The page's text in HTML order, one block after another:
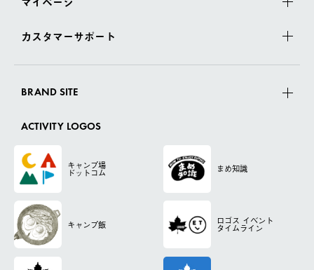
カスタマーサポート
BRAND SITE
ACTIVITY LOGOS
キャンプ場
ドットコム まめ知識
キャンプ飯 ロゴス イベント
タイムライン